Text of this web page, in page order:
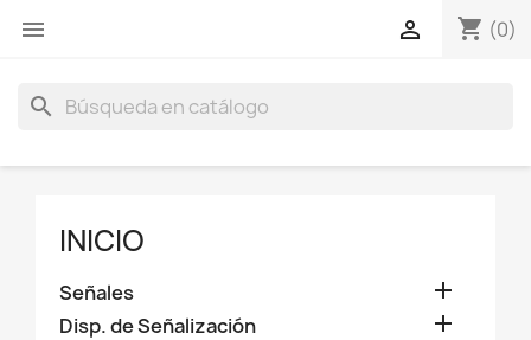
menu shopping_cart (0)

search
INICIO
Señales 
Disp. de Señalización 